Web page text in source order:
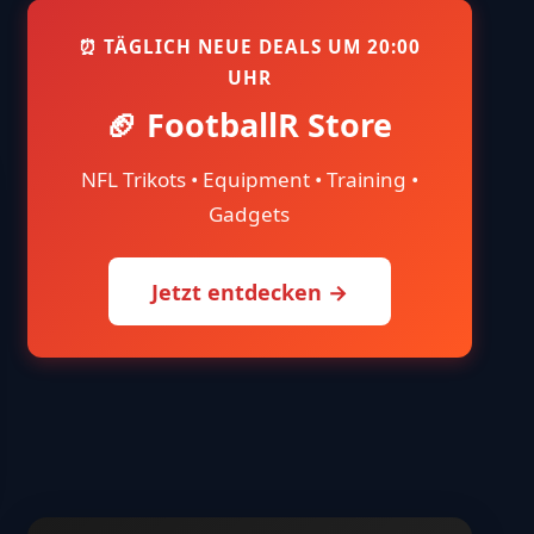
⏰ TÄGLICH NEUE DEALS UM 20:00
UHR
🏈 FootballR Store
NFL Trikots • Equipment • Training •
Gadgets
Jetzt entdecken →